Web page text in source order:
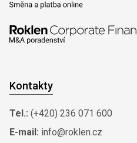
Kontakty
Tel.: (+420) 236 071 600
E-mail: info@roklen.cz